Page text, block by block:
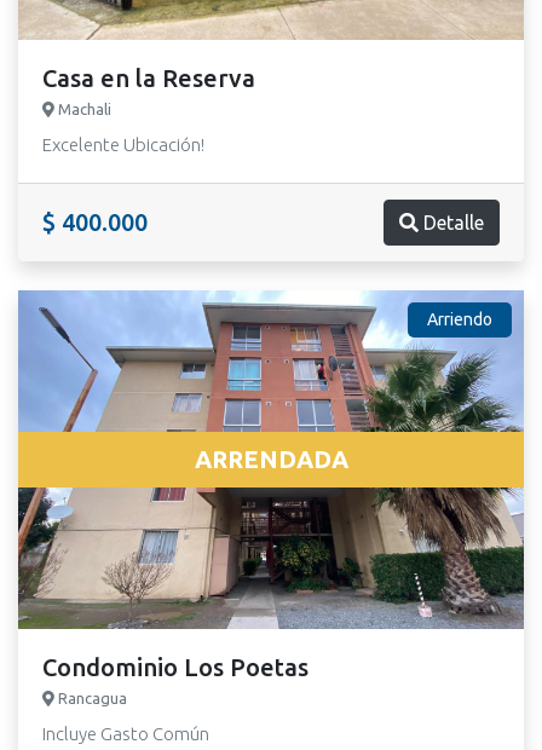
Casa en la Reserva
Machali
Excelente Ubicación!
$ 400.000 Detalle
Arriendo
ARRENDADA
Condominio Los Poetas
Rancagua
Incluye Gasto Común